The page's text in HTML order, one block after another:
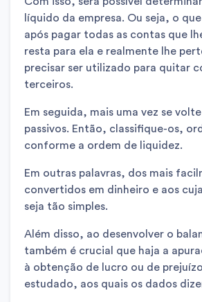
líquido da empresa. Ou seja, o
após pagar todas as contas que
resta para ela e realmente lhe
precisar ser utilizado para quitar
terceiros.
Em seguida, mais uma vez se
passivos. Então, classifique-os,
conforme a ordem de liquidez.
Em outras palavras, dos mais
convertidos em dinheiro e aos
seja tão simples.
Além disso, ao desenvolver o
também é crucial que haja a
à obtenção de lucro ou de
estudado, aos quais os dados